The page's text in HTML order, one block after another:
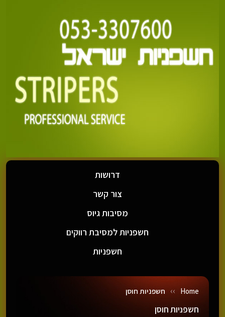
דרושות
צור קשר
מסיבות גיוס
חשפניות למסיבת רווקים
חשפניות
Home
›› חשפניות חוסן
חשפניות חוסן